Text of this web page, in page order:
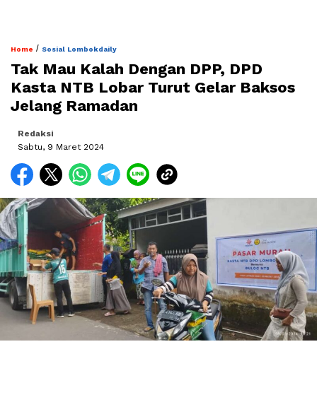
Home / Sosial Lombokdaily
Tak Mau Kalah Dengan DPP, DPD
Kasta NTB Lobar Turut Gelar Baksos
Jelang Ramadan
Redaksi
Sabtu, 9 Maret 2024